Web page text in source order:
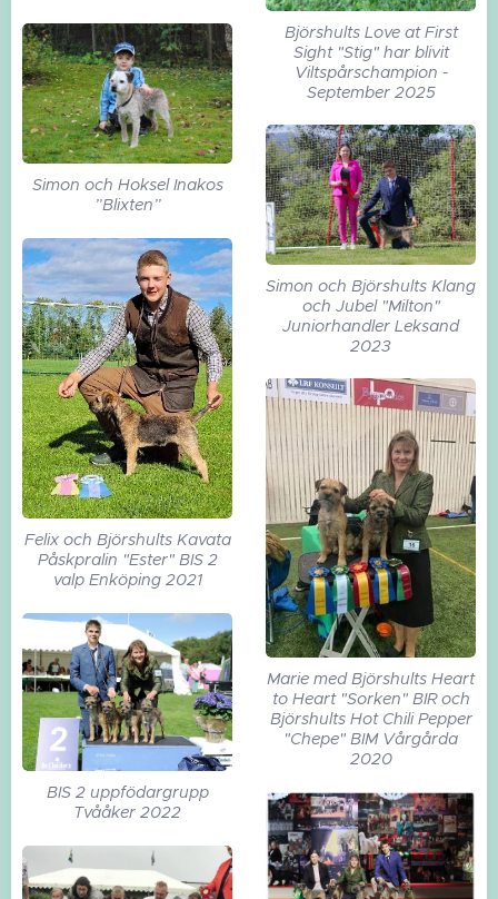
Björshults Love at First
Sight "Stig" har blivit
Viltspårschampion -
September 2025
Simon och Hoksel Inakos
”Blixten”
Simon och Björshults Klang
och Jubel "Milton"
Juniorhandler Leksand
2023
Felix och Björshults Kavata
Påskpralin "Ester" BIS 2
valp Enköping 2021
Marie med Björshults Heart
to Heart "Sorken" BIR och
Björshults Hot Chili Pepper
"Chepe" BIM Vårgårda
2020
BIS 2 uppfödargrupp
Tvååker 2022